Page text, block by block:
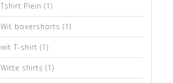
Tshirt Plein (1)
Wit boxershorts (1)
wit T-shirt (1)
Witte shirts (1)